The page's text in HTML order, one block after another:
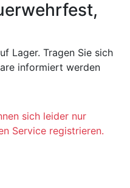
Lager. Tragen Sie sich
informiert werden
sich leider nur
Service registrieren.